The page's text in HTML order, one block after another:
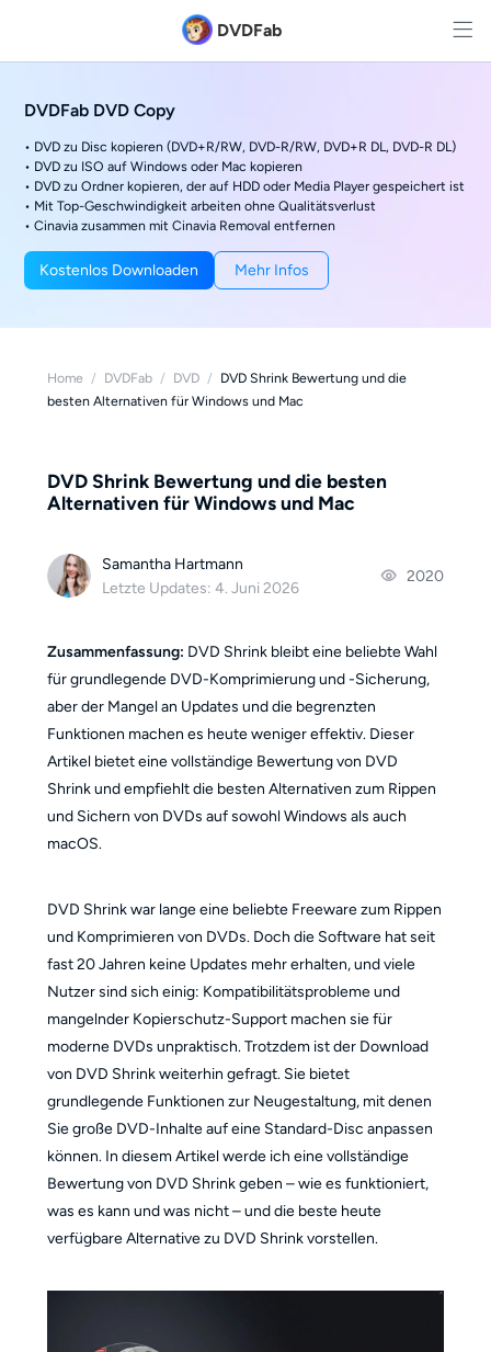
DVDFab
DVDFab DVD Copy
• DVD zu Disc kopieren (DVD+R/RW, DVD-R/RW, DVD+R DL, DVD-R DL)
• DVD zu ISO auf Windows oder Mac kopieren
• DVD zu Ordner kopieren, der auf HDD oder Media Player gespeichert ist
• Mit Top-Geschwindigkeit arbeiten ohne Qualitätsverlust
• Cinavia zusammen mit Cinavia Removal entfernen
Kostenlos Downloaden Mehr Infos
Home / DVDFab / DVD / DVD Shrink Bewertung und die
besten Alternativen für Windows und Mac
DVD Shrink Bewertung und die besten
Alternativen für Windows und Mac
Samantha Hartmann
Letzte Updates: 4. Juni 2026
2020
Zusammenfassung: DVD Shrink bleibt eine beliebte Wahl
für grundlegende DVD-Komprimierung und -Sicherung,
aber der Mangel an Updates und die begrenzten
Funktionen machen es heute weniger effektiv. Dieser
Artikel bietet eine vollständige Bewertung von DVD
Shrink und empfiehlt die besten Alternativen zum Rippen
und Sichern von DVDs auf sowohl Windows als auch
macOS.
DVD Shrink war lange eine beliebte Freeware zum Rippen
und Komprimieren von DVDs. Doch die Software hat seit
fast 20 Jahren keine Updates mehr erhalten, und viele
Nutzer sind sich einig: Kompatibilitätsprobleme und
mangelnder Kopierschutz-Support machen sie für
moderne DVDs unpraktisch. Trotzdem ist der Download
von DVD Shrink weiterhin gefragt. Sie bietet
grundlegende Funktionen zur Neugestaltung, mit denen
Sie große DVD-Inhalte auf eine Standard-Disc anpassen
können. In diesem Artikel werde ich eine vollständige
Bewertung von DVD Shrink geben – wie es funktioniert,
was es kann und was nicht – und die beste heute
verfügbare Alternative zu DVD Shrink vorstellen.